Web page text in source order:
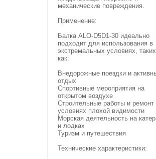
механические повреждения.
Применение:
Балка ALO-D5D1-30 идеально
подходит для использования в
экстремальных условиях, таких
как:
Внедорожные поездки и
отдых
Спортивные мероприятия на
открытом воздухе
Строительные работы и ремонт
условиях плохой видимости
Морская деятельность на
и лодках
Туризм и путешествия
Технические характеристики: